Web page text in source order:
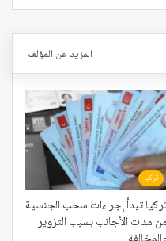
المزيد عن المؤلف
تركيا
تبدأ إجراءات سحب الجنسية
من مئات الأجانب بسبب التزوير